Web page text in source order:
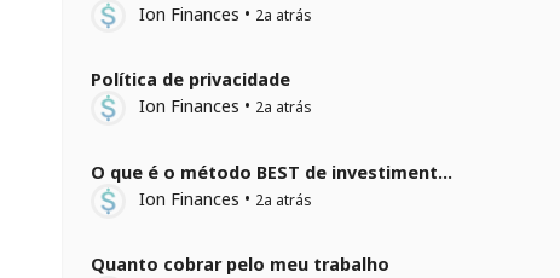
Ion Finances • 2a atrás
Política de privacidade
Ion Finances • 2a atrás
O que é o método BEST de investimentos
Ion Finances • 2a atrás
Quanto cobrar pelo meu trabalho